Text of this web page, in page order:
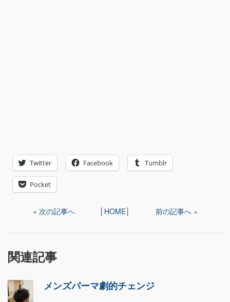
Twitter Facebook Tumblr
Pocket
« 次の記事へ │ HOME│ 前の記事へ »
関連記事
メンズパーマ劇的チェンジ